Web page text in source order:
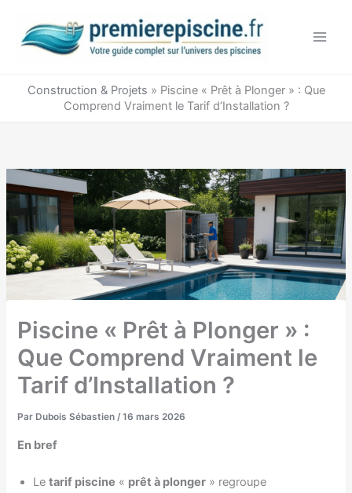
contenu
Construction & Projets » Piscine « Prêt à Plonger » : Que
Comprend Vraiment le Tarif d’Installation ?
Piscine « Prêt à Plonger » :
Que Comprend Vraiment le
Tarif d’Installation ?
Par Dubois Sébastien/16 mars 2026
En bref
Letarif piscine « prêt à plonger » regroupe